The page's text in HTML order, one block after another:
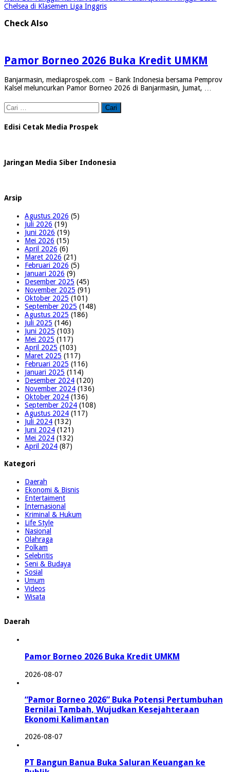
Chelsea di Klasemen Liga Inggris
Check Also
Pamor Borneo 2026 Buka Kredit UMKM
Banjarmasin, mediaprospek.com – Bank Indonesia bersama Pemprov
Kalsel meluncurkan Pamor Borneo 2026 di Banjarmasin, Jumat, …
Cari
untuk:
Edisi Cetak Media Prospek
Jaringan Media Siber Indonesia
Arsip
Agustus 2026 (5)
Juli 2026 (19)
Juni 2026 (19)
Mei 2026 (15)
April 2026 (6)
Maret 2026 (21)
Februari 2026 (5)
Januari 2026 (9)
Desember 2025 (45)
November 2025 (91)
Oktober 2025 (101)
September 2025 (148)
Agustus 2025 (186)
Juli 2025 (146)
Juni 2025 (103)
Mei 2025 (117)
April 2025 (103)
Maret 2025 (117)
Februari 2025 (116)
Januari 2025 (114)
Desember 2024 (120)
November 2024 (136)
Oktober 2024 (136)
September 2024 (108)
Agustus 2024 (117)
Juli 2024 (132)
Juni 2024 (121)
Mei 2024 (132)
April 2024 (87)
Kategori
Daerah
Ekonomi & Bisnis
Entertaiment
Internasional
Kriminal & Hukum
Life Style
Nasional
Olahraga
Polkam
Selebritis
Seni & Budaya
Sosial
Umum
Videos
Wisata
Daerah
Pamor Borneo 2026 Buka Kredit UMKM
2026-08-07
“Pamor Borneo 2026” Buka Potensi Pertumbuhan
Bernilai Tambah, Wujudkan Kesejahteraan
Ekonomi Kalimantan
2026-08-07
PT Bangun Banua Buka Saluran Keuangan ke